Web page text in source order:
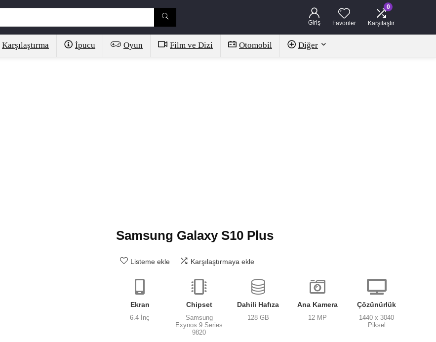
Giriş Favoriler
0
Karşılaştır
Karşılaştırma İpucu Oyun Film ve Dizi Otomobil Diğer
Samsung Galaxy S10 Plus
Listeme ekle Karşılaştırmaya ekle
Ekran
6.4 İnç
Chipset
Samsung
Exynos 9 Series
9820
Dahili Hafıza
128 GB
Ana Kamera
12 MP
Çözünürlük
1440 x 3040
Piksel